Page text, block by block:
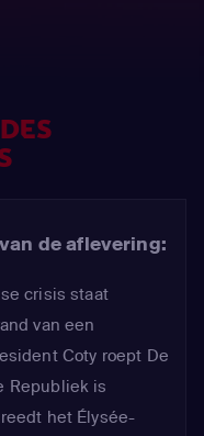
de aflevering:
crisis staat
van een
Coty roept De
Republiek is
het Élysée-